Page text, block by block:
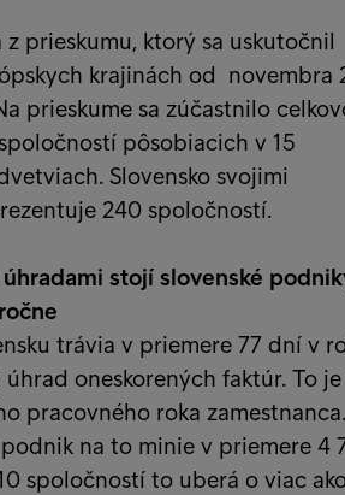
prieskumu, ktorý sa uskutočnil
krajinách od novembra
prieskume sa zúčastnilo
pôsobiacich v 15
Slovensko svojimi
240 spoločností.
úhradami stojí slovenské
trávia v priemere 77 dní v
oneskorených faktúr. To
pracovného roka zamestnanca.
na to minie v priemere 4
spoločností to uberá o viac